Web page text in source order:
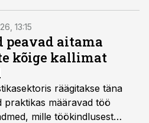
13:15
peavad aitama
kõige kallimat
räägitakse täna
praktikas määravad töö
mille töökindlusest